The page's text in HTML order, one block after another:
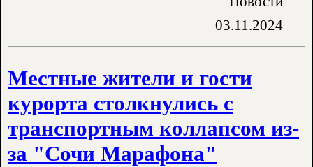
03.11.2024
Местные жители и гости
курорта столкнулись с
транспортным коллапсом из-
за "Сочи Марафона"